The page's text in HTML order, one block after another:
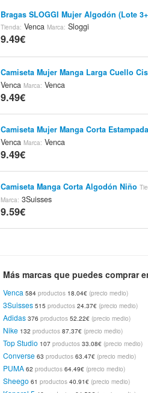
Bragas SLOGGI Mujer Algodón (Lote
Tienda: Venca Marca: Sloggi
9.49€
Camiseta Mujer Manga Larga Cuello
Venca Marca: Venca
9.49€
Camiseta Mujer Manga Corta Estampada
Venca Marca: Venca
9.49€
Camiseta Manga Corta Algodón Niño
Marca: 3Suisses
9.59€
9.59€
Bragas SLOGGI Mujer MIDI (Lote 3+1
Tienda:
9.74€
Camiseta Larga Manga Corta Mujer Tienda:
Marca:3Suisses
9.95€
Más marcas que puedes comprar
Venca 584productos 18.04€ (precio medio)
3Suisses 515productos 24.37€ (precio medio)
Adidas 376productos 52.22€ (precio medio)
Nike 132productos 87.37€ (precio medio)
Top Studio 107productos 33.08€ (precio medio)
Converse 63productos 63.47€ (precio medio)
PUMA 62productos 64.49€ (precio medio)
Sheego 61productos 40.91€ (precio medio)